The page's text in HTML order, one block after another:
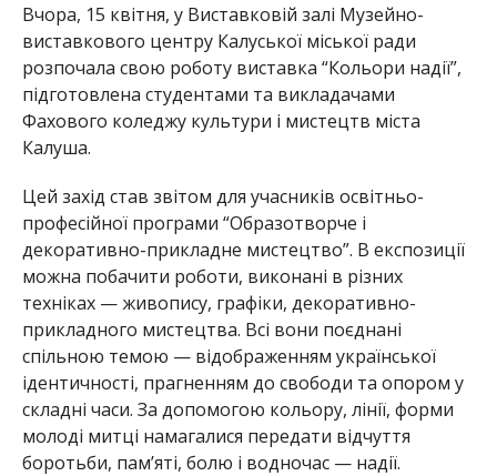
Вчора, 15 квітня, у Виставковій залі Музейно-
виставкового центру Калуської міської ради
розпочала свою роботу виставка “Кольори надії”,
підготовлена студентами та викладачами
Фахового коледжу культури і мистецтв міста
Калуша.
Цей захід став звітом для учасників освітньо-
професійної програми “Образотворче і
декоративно-прикладне мистецтво”. В експозиції
можна побачити роботи, виконані в різних
техніках — живопису, графіки, декоративно-
прикладного мистецтва. Всі вони поєднані
спільною темою — відображенням української
ідентичності, прагненням до свободи та опором у
складні часи. За допомогою кольору, лінії, форми
молоді митці намагалися передати відчуття
боротьби, пам’яті, болю і водночас — надії.